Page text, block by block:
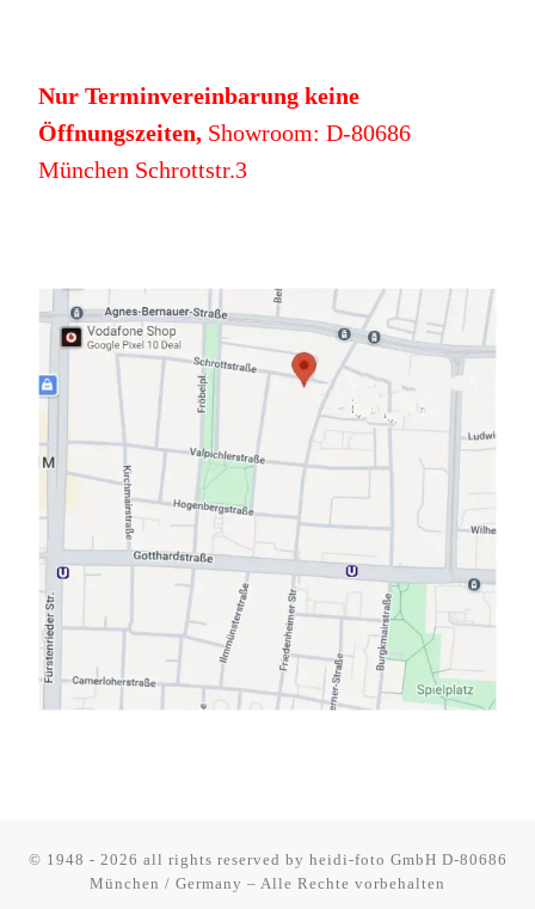
Nur Terminvereinbarung keine
Öffnungszeiten,Showroom: D-80686
München Schrottstr.3
© 1948 - 2026 all rights reserved by heidi-foto GmbH D-80686
München / Germany – Alle Rechte vorbehalten